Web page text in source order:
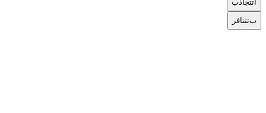
تتجاذب
بتتنافر